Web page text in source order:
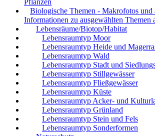
Pflanzen
Biologische Themen - Makrofotos und
Informationen zu ausgewählten Themen
Lebensräume/Biotop/Habitat
Lebensraumtyp Moor
Lebensraumtyp Heide und
Lebensraumtyp Wald
Lebensraumtyp Stadt und
Lebensraumtyp Stillgewässer
Lebensraumtyp Fließgewässer
Lebensraumtyp Küste
Lebensraumtyp Acker- und
Lebensraumtyp Grünland
Lebensraumtyp Stein und Fels
Lebensraumtyp Sonderformen